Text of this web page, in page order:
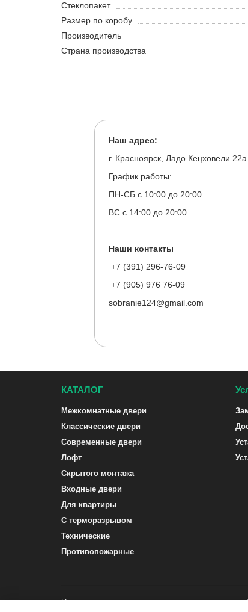
Стеклопакет
Размер по коробу
Производитель
Страна производства
Наш адрес:
г. Красноярск, Ладо Кецховели 22а
График работы:
ПН-СБ с 10:00 до 20:00
ВС с 14:00 до 20:00
Наши контакты
+7 (391) 296-76-09
+7 (905) 976 76-09
sobranie124@gmail.com
КАТАЛОГ
Межкомнатные двери
Классические двери
Современные двери
Лофт
Скрытого монтажа
Входные двери
Для квартиры
С терморазрывом
Технические
Противопожарные
Интернет-магазин межкомнатных и входных